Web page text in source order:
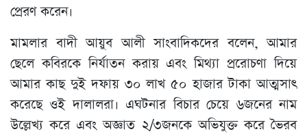
প্রেরণ করেন।
মামলার বাদী আয়ুব আলী সাংবাদিকদের বলেন, আমার
ছেলে কবিরকে নির্যাতন করায় এবং মিথ্যা প্ররোচণা দিয়ে
আমার কাছ দুই দফায় ৩০ লাখ ৫০ হাজার টাকা আত্মসাৎ
করেছে ওই দালালরা। এঘটনার বিচার চেয়ে ৬জনের নাম
উল্লেখ্য করে এবং অজ্ঞাত ২/৩জনকে অভিযুক্ত করে ভৈরব